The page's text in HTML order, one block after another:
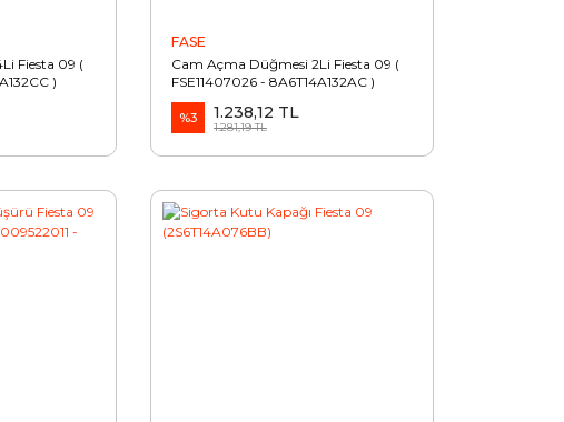
Fiesta 09 (
)
FASE
Cam Açma Düğmesi 2Li Fiesta 09 (
FSE11407026 - 8A6T14A132AC )
%3 1.238,12 TL
1.281,19 TL